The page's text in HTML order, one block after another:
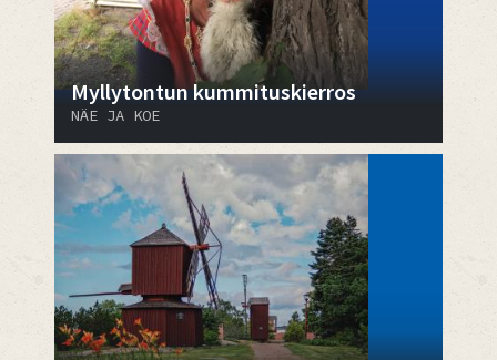
Myllytontun kummituskierros
NÄE JA KOE